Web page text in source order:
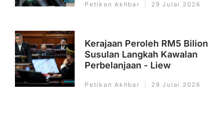
Petikan Akhbar 29 Julai 2026
Kerajaan Peroleh RM5 Bilion
Susulan Langkah Kawalan
Perbelanjaan - Liew
Petikan Akhbar 29 Julai 2026